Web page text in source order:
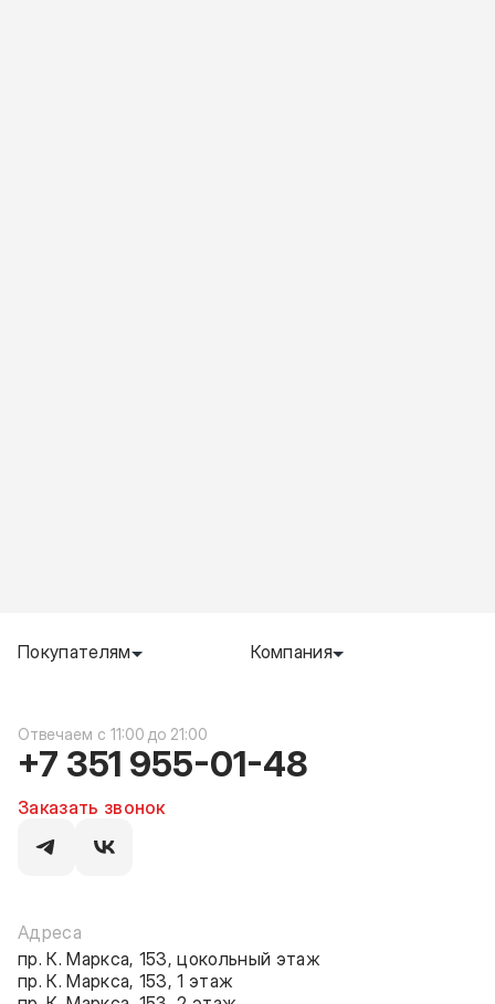
Покупателям Компания
c 11:00 до 21:00
+7 351 955-01-48
Заказать звонок
Адреса
пр. К. Маркса, 153, цокольный этаж
пр. К. Маркса, 153, 1 этаж